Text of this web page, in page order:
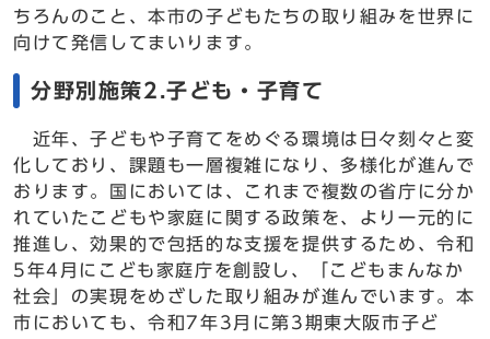
ちろんのこと、本市の子どもたちの取り組みを世界に
向けて発信してまいります。
分野別施策2.子ども・子育て
近年、子どもや子育てをめぐる環境は日々刻々と変
化しており、課題も一層複雑になり、多様化が進んで
おります。国においては、これまで複数の省庁に分か
れていたこどもや家庭に関する政策を、より一元的に
推進し、効果的で包括的な支援を提供するため、令和
5年4月にこども家庭庁を創設し、「こどもまんなか
社会」の実現をめざした取り組みが進んでいます。本
市においても、令和7年3月に第3期東大阪市子ど